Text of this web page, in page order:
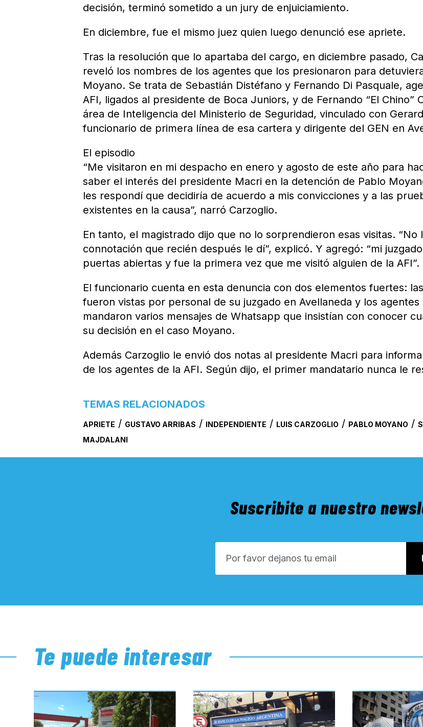
decisión, terminó sometido a un jury de enjuiciamiento.
En diciembre, fue el mismo juez quien luego denunció ese apriete.
Tras la resolución que lo apartaba del cargo, en diciembre pasado,
reveló los nombres de los agentes que los presionaron para
Moyano. Se trata de Sebastián Distéfano y Fernando Di Pasquale,
AFI, ligados al presidente de Boca Juniors, y de Fernando “El Chino”
área de Inteligencia del Ministerio de Seguridad, vinculado con
funcionario de primera línea de esa cartera y dirigente del GEN en
El episodio
“Me visitaron en mi despacho en enero y agosto de este año para
saber el interés del presidente Macri en la detención de Pablo
les respondí que decidiría de acuerdo a mis convicciones y a las
existentes en la causa”, narró Carzoglio.
En tanto, el magistrado dijo que no lo sorprendieron esas visitas. “No
connotación que recién después le dí”, explicó. Y agregó: “mi
puertas abiertas y fue la primera vez que me visitó alguien de la AFI”.
El funcionario cuenta en esta denuncia con dos elementos fuertes:
fueron vistas por personal de su juzgado en Avellaneda y los agentes
mandaron varios mensajes de Whatsapp que insistían con conocer
su decisión en el caso Moyano.
Además Carzoglio le envió dos notas al presidente Macri para
de los agentes de la AFI. Según dijo, el primer mandatario nunca le
TEMAS RELACIONADOS
APRIETE / GUSTAVO ARRIBAS / INDEPENDIENTE / LUIS CARZOGLIO / PABLO MOYANO /
MAJDALANI
Suscribite a nuestro
Te puede interesar